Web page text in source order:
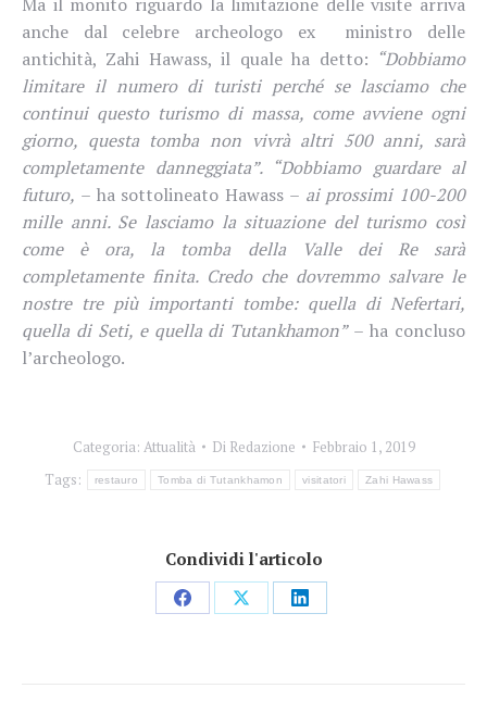
anche dal celebre archeologo ex ministro delle
antichità, Zahi Hawass, il quale ha detto: “Dobbiamo
limitare il numero di turisti perché se lasciamo che
continui questo turismo di massa, come avviene ogni
giorno, questa tomba non vivrà altri 500 anni, sarà
completamente danneggiata”. “Dobbiamo guardare al
futuro, – ha sottolineato Hawass – ai prossimi 100-200
mille anni. Se lasciamo la situazione del turismo così
come è ora, la tomba della Valle dei Re sarà
completamente finita. Credo che dovremmo salvare le
nostre tre più importanti tombe: quella di Nefertari,
quella di Seti, e quella di Tutankhamon”– ha concluso
l’archeologo.
Categoria: Attualità Di Redazione
Febbraio 1, 2019
Tags:
restauro Tomba di Tutankhamon visitatori Zahi Hawass
Condividi l'articolo
CondividiCondividiCondividi